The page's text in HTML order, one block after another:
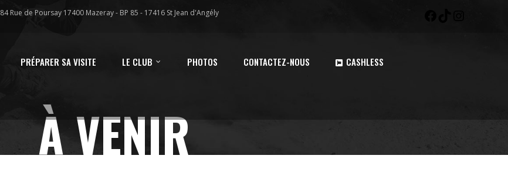
84 Rue de Poursay 17400 Mazeray - BP 85 - 17416 St Jean d'Angély
PRÉPARER SA VISITE LE CLUB PHOTOS CONTACTEZ-NOUS CASHLESS
À VENIR